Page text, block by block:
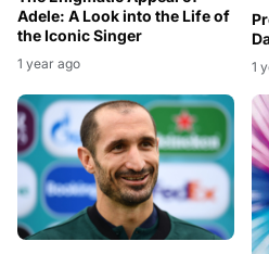
Adele: A Look into the Life of
the Iconic Singer
1 year ago 1